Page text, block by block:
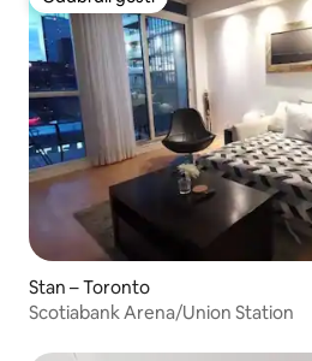
Odabrali gosti
Stan – Toronto
Scotiabank Arena/Union Station